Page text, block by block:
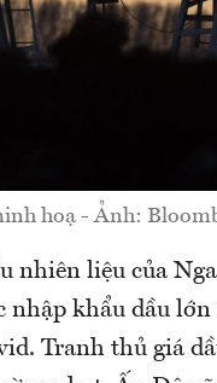
hoạ - Ảnh:
nhiên liệu của
nhập khẩu dầu
Tranh thủ giá